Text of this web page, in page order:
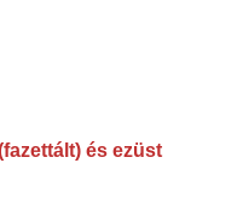
és ezüst